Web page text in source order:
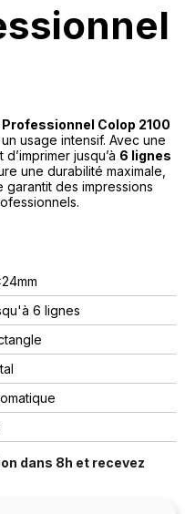
Colop 2100
usage intensif. Avec une
d’imprimer jusqu’à 6 lignes
une durabilité maximale,
des impressions
6 lignes
dans 8h et recevez